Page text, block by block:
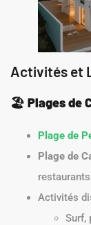
Activités et
🏖️ Plages de
Plage de
Plage de
Activités
Surf,